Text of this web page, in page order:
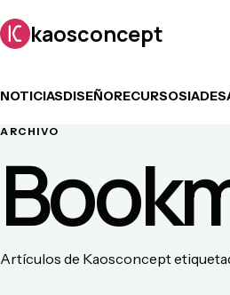
kaosconcept
NOTICIASDISEÑORECURSOSIA
ARCHIVO
Artículos de Kaosconcept